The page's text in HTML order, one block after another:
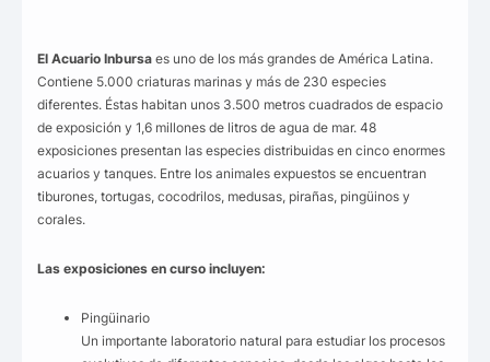
El Acuario Inbursa es uno de los más grandes de América Latina.
Contiene 5.000 criaturas marinas y más de 230 especies
diferentes. Éstas habitan unos 3.500 metros cuadrados de espacio
de exposición y 1,6 millones de litros de agua de mar. 48
exposiciones presentan las especies distribuidas en cinco enormes
acuarios y tanques. Entre los animales expuestos se encuentran
tiburones, tortugas, cocodrilos, medusas, pirañas, pingüinos y
corales.
Las exposiciones en curso incluyen:
Pingüinario
Un importante laboratorio natural para estudiar los procesos